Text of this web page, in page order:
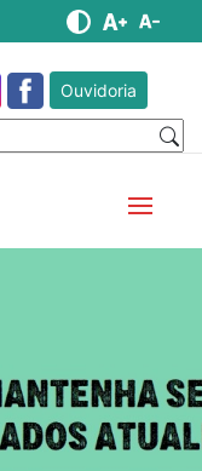
Ouvidoria